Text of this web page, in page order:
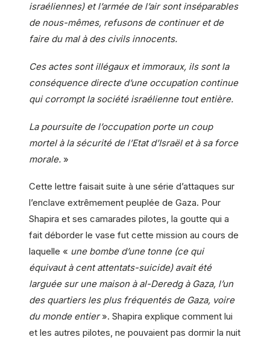
israéliennes) et l’armée de l’air sont inséparables
de nous-mêmes, refusons de continuer et de
faire du mal à des civils innocents.
Ces actes sont illégaux et immoraux, ils sont la
conséquence directe d’une occupation continue
qui corrompt la société israélienne tout entière.
La poursuite de l’occupation porte un coup
mortel à la sécurité de l’Etat d’Israël et à sa force
morale. »
Cette lettre faisait suite à une série d’attaques sur
l’enclave extrêmement peuplée de Gaza. Pour
Shapira et ses camarades pilotes, la goutte qui a
fait déborder le vase fut cette mission au cours de
laquelle « une bombe d’une tonne (ce qui
équivaut à cent attentats-suicide) avait été
larguée sur une maison à al-Deredg à Gaza, l’un
des quartiers les plus fréquentés de Gaza, voire
du monde entier». Shapira explique comment lui
et les autres pilotes, ne pouvaient pas dormir la nuit